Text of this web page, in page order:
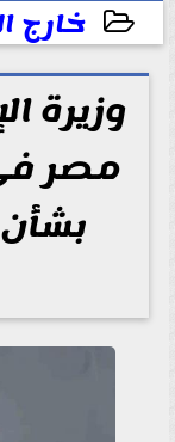
خارج
2026-05-17 13:11:02
وزيرة
مصر